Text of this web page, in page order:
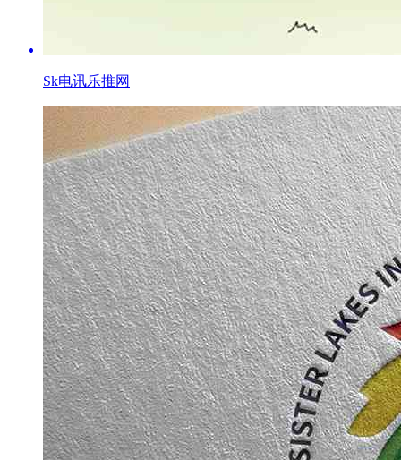
Sk电讯乐推网